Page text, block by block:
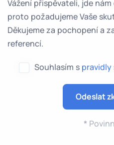
Vážení přispěvateli, jde
proto požadujeme Vaše
Děkujeme za pochopení a
referencí.
Souhlasím s
*